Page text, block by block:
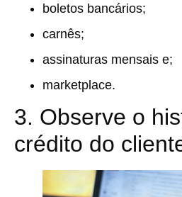
boletos bancários;
carnês;
assinaturas mensais e;
marketplace.
3. Observe o
crédito do